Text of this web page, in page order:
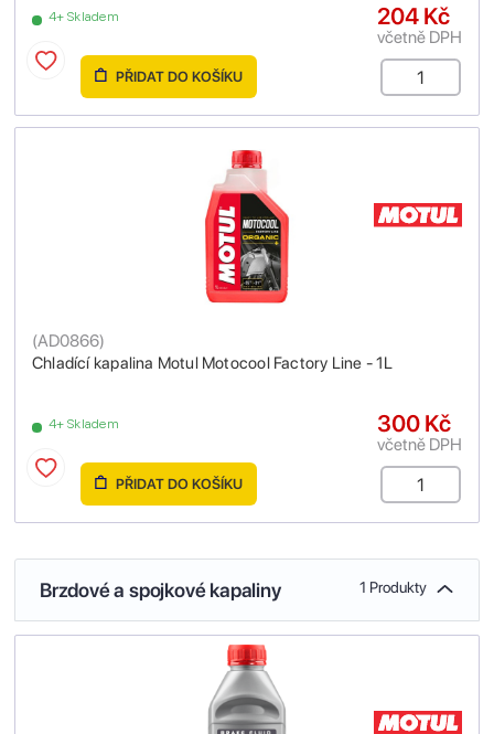
4+ Skladem 204 Kč
včetně DPH
PŘIDAT DO KOŠÍKU
Chladící kapalina Motul Motocool Factory Line - 1L
(AD0866)
4+ Skladem 300 Kč
včetně DPH
PŘIDAT DO KOŠÍKU
Brzdové a spojkové kapaliny 1 Produkty